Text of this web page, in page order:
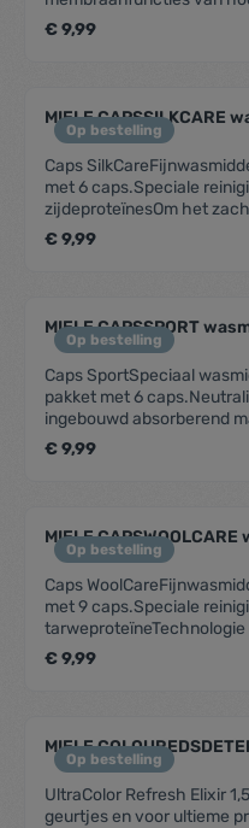
outdoorkledingBehoudt de
eigenschappen van
toepassingen – te
€ 9,99
Op bestelling
MIELE CAPSSILKCARE
Caps
met 6 caps.Speciale
zijdeproteïnesOm het
te behoudenBehoedzame
beschermenPerfect
€ 9,99
Op bestelling
MIELE CAPSSPORT
Caps SportSpeciaal
pakket met 6
ingebouwd absorberend
zich elektrostatisch
ademende
€ 9,99
Op bestelling
MIELE
Caps
met 9 caps.Speciale
pluizen te
zachte reinigingPerfect
€ 9,99
Op bestelling
MIELE
UltraColor Refresh Elixir
geurtjes en voor ultieme